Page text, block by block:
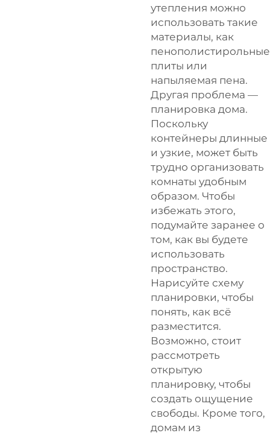
утепления можно
использовать такие
материалы, как
пенополистирольные
плиты или
напыляемая пена.
Другая проблема —
планировка дома.
Поскольку
контейнеры длинные
и узкие, может быть
трудно организовать
комнаты удобным
образом. Чтобы
избежать этого,
подумайте заранее о
том, как вы будете
использовать
пространство.
Нарисуйте схему
планировки, чтобы
понять, как всё
разместится.
Возможно, стоит
рассмотреть
открытую
планировку, чтобы
создать ощущение
свободы. Кроме того,
домам из